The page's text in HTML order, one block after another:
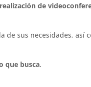
realización de
sus necesidades, así
que busca.